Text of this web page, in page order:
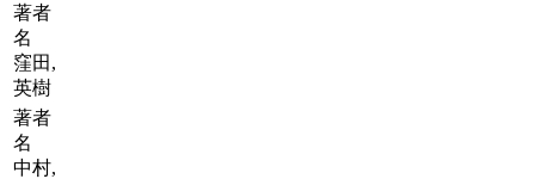
著者
名
窪田,
英樹
著者
名
中村,